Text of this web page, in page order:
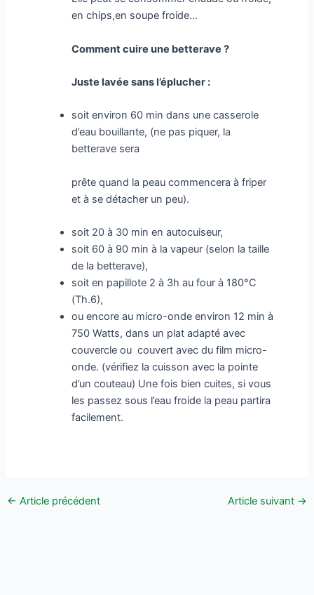
en chips,en soupe froide…
Comment cuire une betterave ?
Juste lavée sans l’éplucher :
soit environ 60 min dans une casserole
d’eau bouillante, (ne pas piquer, la
betterave sera
prête quand la peau commencera à friper
et à se détacher un peu).
soit 20 à 30 min en autocuiseur,
soit 60 à 90 min à la vapeur (selon la taille
de la betterave),
soit en papillote 2 à 3h au four à 180°C
(Th.6),
ou encore au micro-onde environ 12 min à
750 Watts, dans un plat adapté avec
couvercle ou couvert avec du film micro-
onde. (vérifiez la cuisson avec la pointe
d’un couteau) Une fois bien cuites, si vous
les passez sous l’eau froide la peau partira
facilement.
← Article précédent Article suivant →